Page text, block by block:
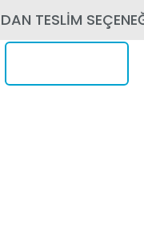
TESLİM